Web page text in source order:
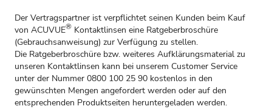
Der Vertragspartner ist verpflichtet seinen Kunden beim Kauf
von ACUVUE® Kontaktlinsen eine Ratgeberbroschüre
(Gebrauchsanweisung) zur Verfügung zu stellen.
Die Ratgeberbroschüre bzw. weiteres Aufklärungsmaterial zu
unseren Kontaktlinsen kann bei unserem Customer Service
unter der Nummer 0800 100 25 90 kostenlos in den
gewünschten Mengen angefordert werden oder auf den
entsprechenden Produktseiten heruntergeladen werden.